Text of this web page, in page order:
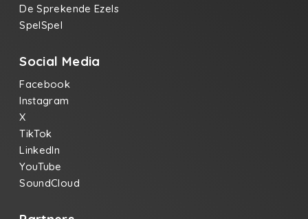
De Sprekende Ezels
SpelSpel
Social Media
Facebook
Instagram
X
TikTok
LinkedIn
YouTube
SoundCloud